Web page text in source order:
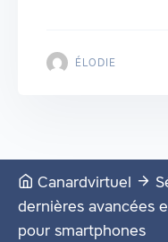
ÉLODIE
Canardvirtuel
dernières avancées
pour smartphones